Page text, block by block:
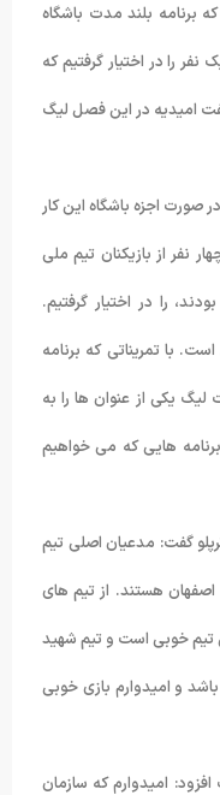
برنامه بلند مدت باشگاه
را در اختیار گرفتیم که
امیدیه در این فصل لیگ
صورت اجزه باشگاه این کار
نفر از بازیکنان تیم ملی
را در اختیار گرفتیم.
با تمریناتی که برنامه
یکی از عنوان ها را به
به ۷۰ تا ۸۰ درصد برنامه هایی که می خواهیم
گفت: مدعیان اصلی تیم
اصفهان هستند. از تیم های
تیم خوبی است و تیم شهید
و امیدوارم بازی خوبی
امیدوارم که سازمان